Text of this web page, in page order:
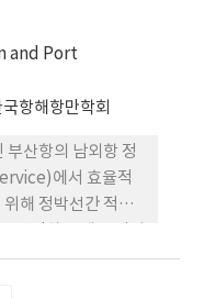
이며, 본 결과는 선
인을 결정하는 기
and Port
국항해항만학회
부산항의 남외항 정
에서 효율적
해 정박선간 적정
법을 제시하고 최근
많았던 기간에 선